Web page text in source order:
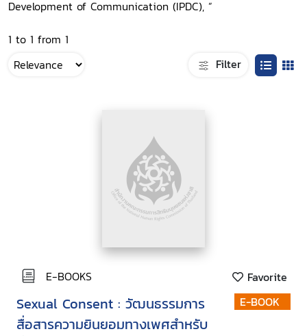
Development of Communication (IPDC), ”
1 to 1 from 1
Filter
E-BOOKS Favorite
Sexual Consent : วัฒนธรรมการ
สื่อสารความยินยอมทางเพศสำหรับ
E-BOOK